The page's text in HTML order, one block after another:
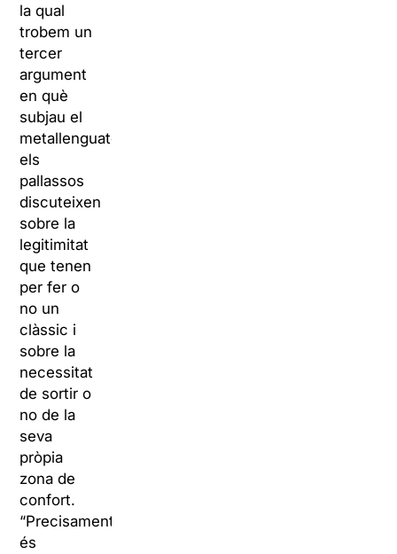
la qual
trobem un
tercer
argument
en què
subjau el
metallenguatge:
els
pallassos
discuteixen
sobre la
legitimitat
que tenen
per fer o
no un
clàssic i
sobre la
necessitat
de sortir o
no de la
seva
pròpia
zona de
confort.
“Precisament
és